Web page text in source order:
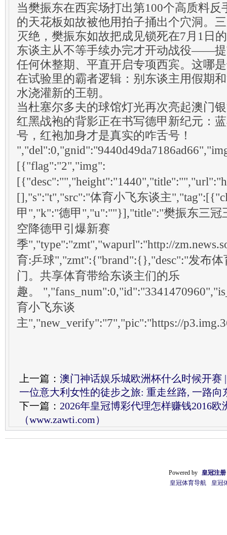
当樊振东在西宾场打出第100个高质料
的天花板如故被他用拍子捅出个穴洞。
灭绝，樊振东如故把成见锁死在7月1日
东谈主从不等手续办完才开动战役——
任何休整期、平直开启专项西宾。这哪
在试验里的霸者逻辑：别东谈主用假期
水浇灌新的王朝。
当杜塞尔多夫的球馆灯光再次亮起澳门
红黑战袍的背影正在书写德甲新纪元：
号，红袍加身才是真实的咋舌号！
[{"flag":"2","img":
[],"s":"t","src":"体育小飞东谈主
甲","k":"德甲","u":""}],"title":"樊振东三冠
空降德甲引爆新赛
季","type":"zmt","wapurl":"http://
育:乒球","zmt":{"brand":{},"desc":"发布
门。共享体育带给东谈主们的乐
趣。
育小飞东谈
主","new_verify":"7","pic":"https://
上一篇： 澳门神话娱乐城欧洲杯什么时候开赛
一位意大利女性的徒步之旅: 重走丝路, 一路向
下一篇： 2026年皇冠博彩代理怎样赚钱2016欧
（www.zawti.com）
Powered by 皇冠注册
皇冠体育导航
皇冠